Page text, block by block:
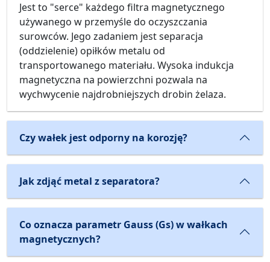
Jest to "serce" każdego filtra magnetycznego
używanego w przemyśle do oczyszczania
surowców. Jego zadaniem jest separacja
(oddzielenie) opiłków metalu od
transportowanego materiału. Wysoka indukcja
magnetyczna na powierzchni pozwala na
wychwycenie najdrobniejszych drobin żelaza.
Czy wałek jest odporny na korozję?
Jak zdjąć metal z separatora?
Co oznacza parametr Gauss (Gs) w wałkach
magnetycznych?